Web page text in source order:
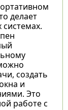
делает
создать
и
Это
работе с